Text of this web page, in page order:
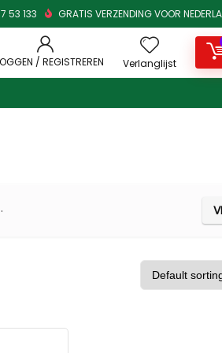
53 133 GRATIS VERZENDING VOOR
/ REGISTREREN Verlanglijst